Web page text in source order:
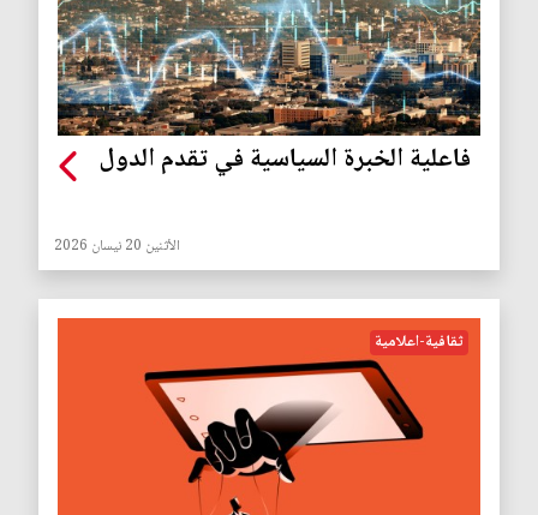
فاعلية الخبرة السياسية في تقدم الدول
الأثنين 20 نيسان 2026
ثقافية-اعلامية